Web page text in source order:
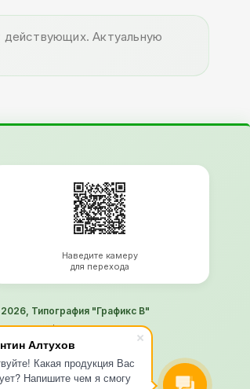
Алтухов
Какая продукция Вас
Напишите чем я смогу
действующих. Актуальную
Наведите камеру
для перехода
Типография "Графикс В"
конфиденциальности
на обработку ПД
не является офертой
- Рини